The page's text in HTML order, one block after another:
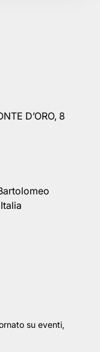
D’ORO, 8
su eventi,